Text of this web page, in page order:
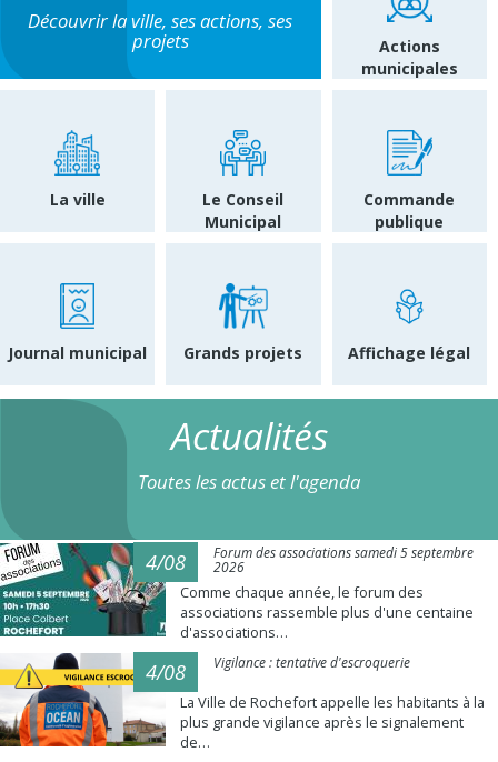
Découvrir la ville, ses actions, ses
projets
Actions
municipales
La ville
Le Conseil
Municipal
Commande
publique
Journal municipal Grands projets Affichage légal
Actualités
Toutes les actus et l'agenda
4/08
Forum des associations samedi 5 septembre
2026
Comme chaque année, le forum des
associations rassemble plus d'une centaine
d'associations…
4/08 Vigilance : tentative d'escroquerie
La Ville de Rochefort appelle les habitants à la
plus grande vigilance après le signalement
de…